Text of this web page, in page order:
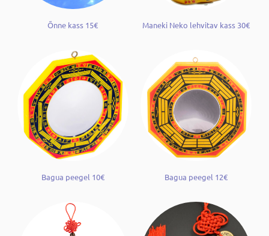
Õnne kass 15€ Maneki Neko lehvitav kass 30€
Bagua peegel 10€ Bagua peegel 12€